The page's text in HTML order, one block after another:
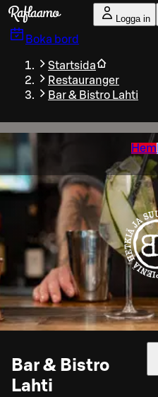
Gå till huvudinnehållet
Logga in
Boka bord
Startsida
Restauranger
Bar & Bistro Lahti
Hem
Bar & Bistro
Lahti